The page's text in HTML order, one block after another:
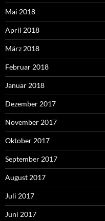
Mai 2018
April 2018
März 2018
Februar 2018
Januar 2018
Dezember 2017
November 2017
Oktober 2017
September 2017
August 2017
Juli 2017
Juni 2017